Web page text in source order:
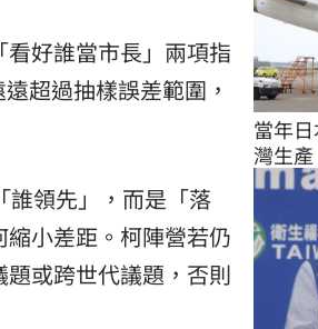
好誰當市長」兩項指
超過抽樣誤差範圍，
誰領先」，而是「落
小差距。柯陣營若仍
或跨世代議題，否則
當年
灣生產